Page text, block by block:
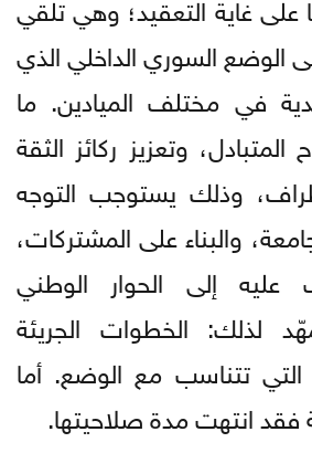
الوضع السوري الداخلي الذي
في مختلف الميادين. ما
المتبادل، وتعزيز ركائز الثقة
وذلك يستوجب التوجه
والبناء على المشتركات،
عليه إلى الحوار الوطني
لذلك: الخطوات الجريئة
التي تتناسب مع الوضع. أما
فقد انتهت مدة صلاحيتها.